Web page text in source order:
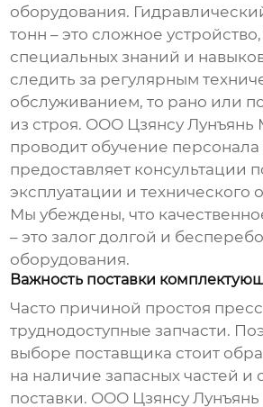
оборудования.
тонн – это сложное
специальных знаний и
следить за регулярным
обслуживанием, то рано или
из строя. ООО Цзянсу
проводит обучение персонала
предоставляет консультации
эксплуатации и технического
Мы убеждены, что
– это залог долгой и
оборудования.
Важность поставки
Часто причиной простоя
труднодоступные запчасти.
выборе поставщика стоит
на наличие запасных частей и
поставки. ООО Цзянсу